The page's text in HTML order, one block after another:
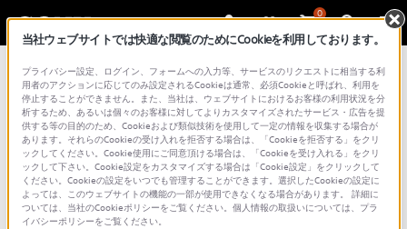
0
総合サポート・お問い合わせ
文書番号 : S1506230072427 / 最終更新日 : 2025/03/11
スリープモードをしない設定はありま
すか？
当社ウェブサイトでは快適な閲覧のためにCookieを利用しております。
プライバシー設定、ログイン、フォームへの入力等、サービスのリクエストに相当する利
用者のアクションに応じてのみ設定されるCookieは通常、必須Cookieと呼ばれ、利用を
停止することができません。また、当社は、ウェブサイトにおけるお客様の利用状況を分
析するため、あるいは個々のお客様に対してよりカスタマイズされたサービス・広告を提
供する等の目的のため、Cookieおよび類似技術を使用して一定の情報を収集する場合が
あります。それらのCookieの受け入れを拒否する場合は、「Cookieを拒否する」をクリ
ックしてください。Cookie使用にご同意頂ける場合は、「Cookieを受け入れる」をクリ
ックして下さい。Cookie設定をカスタマイズする場合は「Cookie設定」をクリックして
ください。Cookieの設定をいつでも管理することができます。選択したCookieの設定に
よっては、このウェブサイトの機能の一部が使用できなくなる場合があります。 詳細に
ついては、当社のCookieポリシーをご覧ください。個人情報の取扱いについては、プラ
イバシーポリシーをご覧ください。